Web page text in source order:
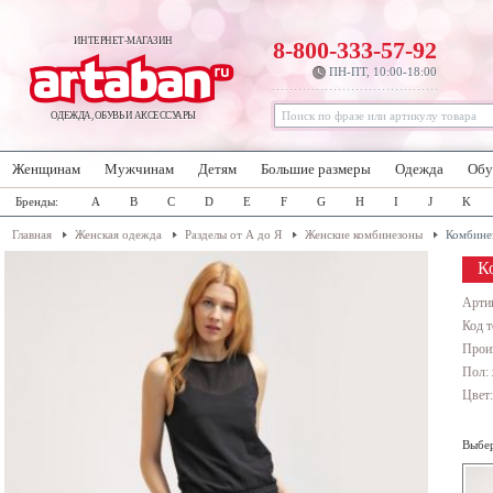
ИНТЕРНЕТ-МАГАЗИН
ОДЕЖДА, ОБУВЬ И АКСЕССУАРЫ
8-800-333-57-92
ПН-ПТ, 10:00-18:00
Женщинам Мужчинам Детям Большие размеры Одежда
Бренды: A B C D E F G H I J K
Главная Женская одежда Разделы от А до Я Женские комбинезоны
Код
Пол: